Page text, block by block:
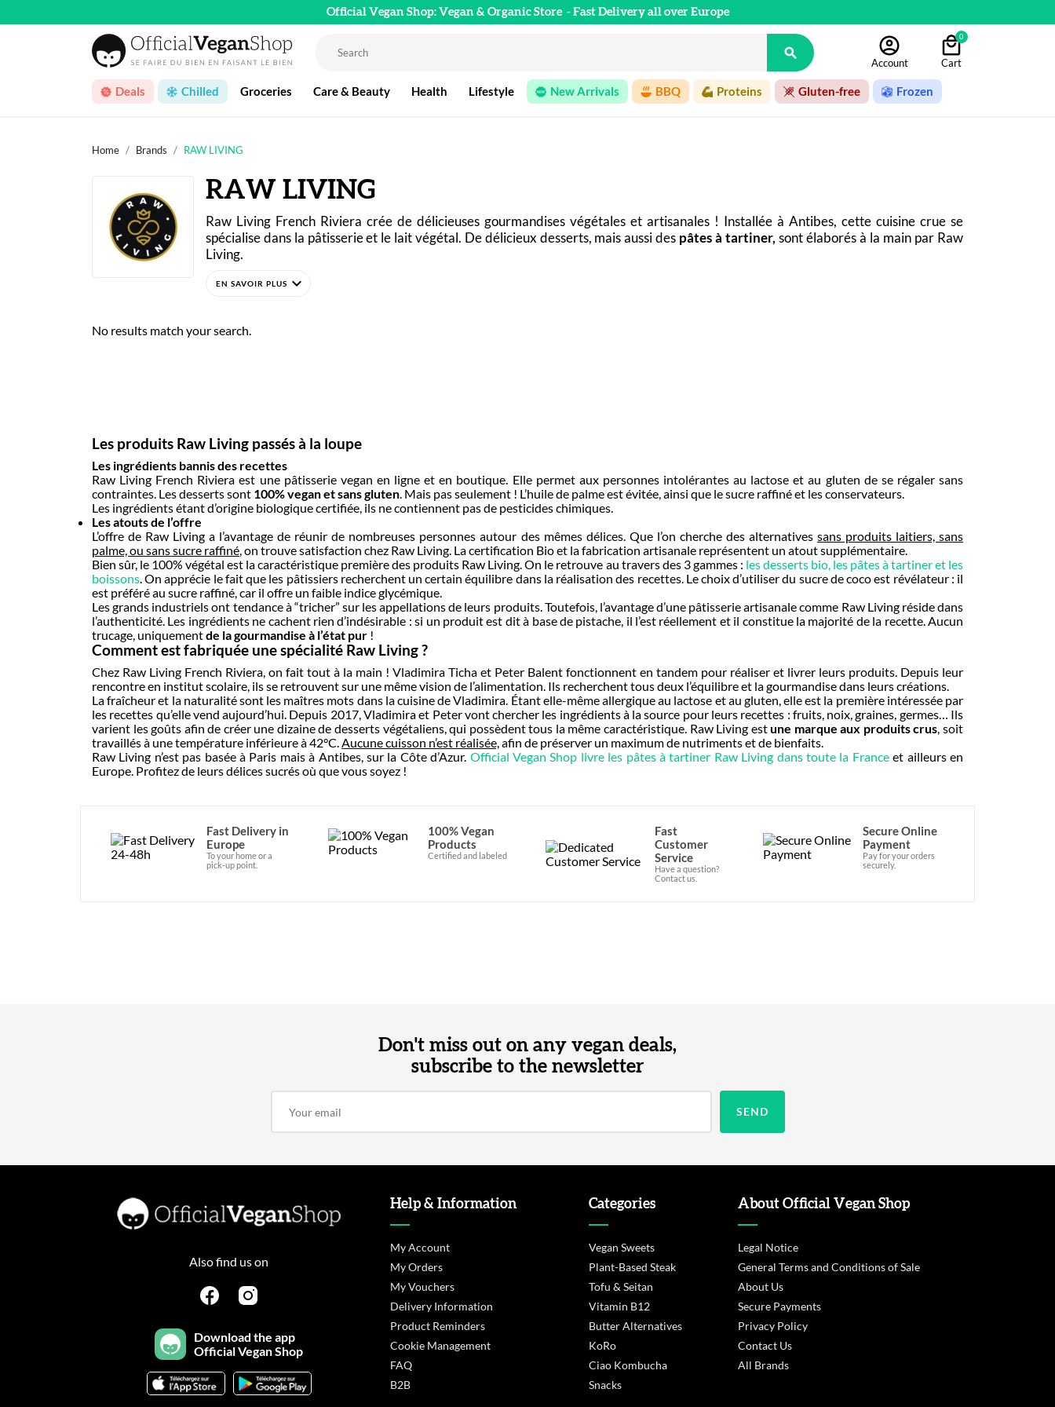
Official Vegan Shop: Vegan & Organic Store - Fast Delivery all over Europe

Account
0
Cart
Deals Chilled Groceries Care & Beauty Health Lifestyle New Arrivals BBQ Proteins Gluten-free Frozen
Home Brands RAW LIVING
RAW LIVING
Raw Living French Riviera crée de délicieuses gourmandises végétales et artisanales ! Installée à Antibes, cette cuisine crue se
spécialise dans la pâtisserie et le lait végétal. De délicieux desserts, mais aussi des pâtes à tartiner, sont élaborés à la main par Raw
Living.
La “cuisine vivante” passe par l’élaboration de produits équilibrés au possible, simples, attrayants et savoureux. Sans huile de palme,
expand_more
No results match your search.
Les produits Raw Living passés à la loupe
Les ingrédients bannis des recettes
Raw Living French Riviera est une pâtisserie vegan en ligne et en boutique. Elle permet aux personnes intolérantes au lactose et au gluten de se régaler sans
contraintes. Les desserts sont 100% vegan et sans gluten. Mais pas seulement ! L’huile de palme est évitée, ainsi que le sucre raffiné et les conservateurs.
Les ingrédients étant d’origine biologique certifiée, ils ne contiennent pas de pesticides chimiques.
Les atouts de l’offre
L’offre de Raw Living a l’avantage de réunir de nombreuses personnes autour des mêmes délices. Que l’on cherche des alternatives sans produits laitiers, sans
palme, ou sans sucre raffiné, on trouve satisfaction chez Raw Living. La certification Bio et la fabrication artisanale représentent un atout supplémentaire.
Bien sûr, le 100% végétal est la caractéristique première des produits Raw Living. On le retrouve au travers des 3 gammes : les desserts bio, les pâtes à tartiner et les
boissons. On apprécie le fait que les pâtissiers recherchent un certain équilibre dans la réalisation des recettes. Le choix d’utiliser du sucre de coco est révélateur : il
est préféré au sucre raffiné, car il offre un faible indice glycémique.
Les grands industriels ont tendance à “tricher” sur les appellations de leurs produits. Toutefois, l’avantage d’une pâtisserie artisanale comme Raw Living réside dans
l’authenticité. Les ingrédients ne cachent rien d’indésirable : si un produit est dit à base de pistache, il l’est réellement et il constitue la majorité de la recette. Aucun
trucage, uniquementde la gourmandise à l’état pur !
Comment est fabriquée une spécialité Raw Living ?
Chez Raw Living French Riviera, on fait tout à la main ! Vladimira Ticha et Peter Balent fonctionnent en tandem pour réaliser et livrer leurs produits. Depuis leur
rencontre en institut scolaire, ils se retrouvent sur une même vision de l’alimentation. Ils recherchent tous deux l’équilibre et la gourmandise dans leurs créations.
La fraîcheur et la naturalité sont les maîtres mots dans la cuisine de Vladimira. Étant elle-même allergique au lactose et au gluten, elle est la première intéressée par
les recettes qu’elle vend aujourd’hui. Depuis 2017, Vladimira et Peter vont chercher les ingrédients à la source pour leurs recettes : fruits, noix, graines, germes… Ils
varient les goûts afin de créer une dizaine de desserts végétaliens, qui possèdent tous la même caractéristique. Raw Living estune marque aux produits crus, soit
travaillés à une température inférieure à 42°C.Aucune cuisson n’est réalisée,afin de préserver un maximum de nutriments et de bienfaits.​
Raw Living n’est pas basée à Paris mais à Antibes, sur la Côte d’Azur. Official Vegan Shop livre les pâtes à tartiner Raw Living dans toute la Franceet ailleurs en
Europe. Profitez de leurs délices sucrés où que vous soyez !
Fast Delivery in
Europe
To your home or a
pick-up point.
100% Vegan
Products
Certified and labeled
Fast
Customer
Service
Have a question?
Contact us.
Secure Online
Payment
Pay for your orders
securely.
Don't miss out on any vegan deals,
subscribe to the newsletter
Also find us on
Download the app
Official Vegan Shop
Help & Information
My Account
My Orders
My Vouchers
Delivery Information
Product Reminders
Cookie Management
FAQ
B2B
Categories
Vegan Sweets
Plant-Based Steak
Tofu & Seitan
Vitamin B12
Butter Alternatives
KoRo
Ciao Kombucha
Snacks
About Official Vegan Shop
Legal Notice
General Terms and Conditions of Sale
About Us
Secure Payments
Privacy Policy
Contact Us
All Brands